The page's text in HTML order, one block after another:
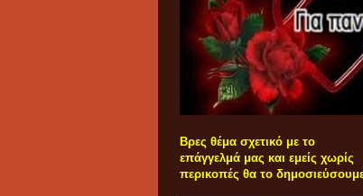
Βρες θέμα σχετικό με το
επάγγελμά μας και εμείς χωρίς
περικοπές θα το